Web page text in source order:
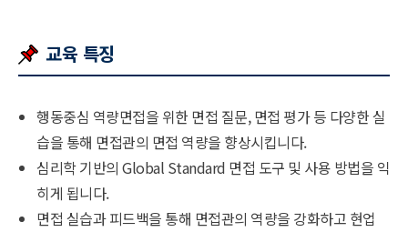
교육 특징
행동중심 역량면접을 위한 면접 질문, 면접 평가 등 다양한 실
습을 통해 면접관의 면접 역량을 향상시킵니다.
심리학 기반의 Global Standard 면접 도구 및 사용 방법을 익
히게 됩니다.
면접 실습과 피드백을 통해 면접관의 역량을 강화하고 현업